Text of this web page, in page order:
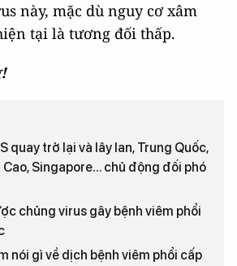
này, mặc dù nguy cơ xâm
tại là tương đối thấp.
quay trở lại và lây lan, Trung Quốc,
Cao, Singapore... chủ động đối phó
chủng virus gây bệnh viêm phổi
nói gì về dịch bệnh viêm phổi cấp